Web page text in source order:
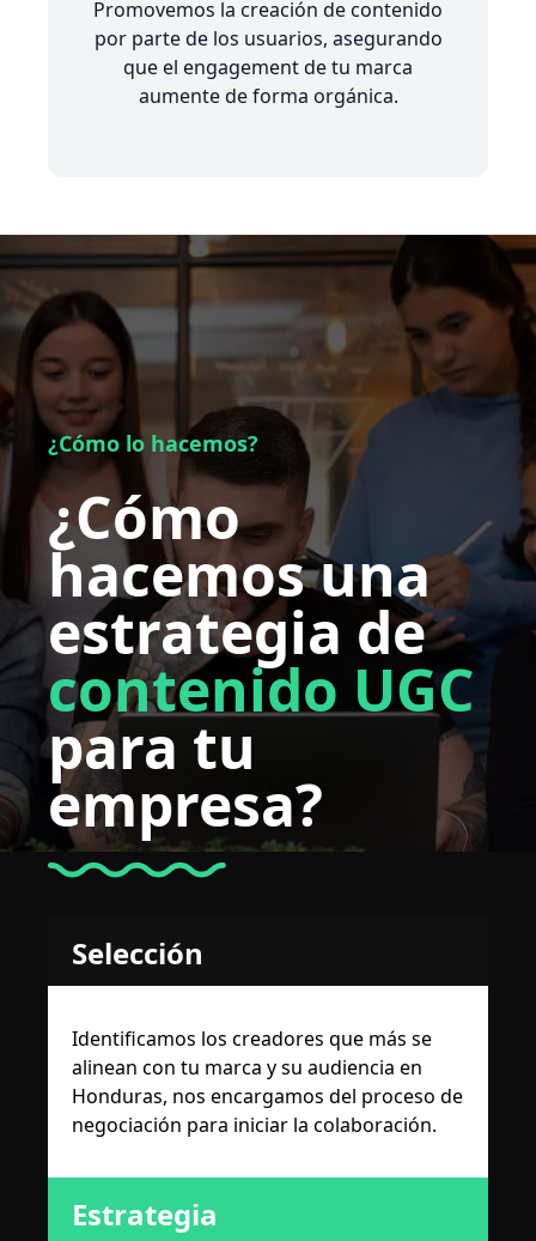
Promovemos la creación de contenido
por parte de los usuarios, asegurando
que el engagement de tu marca
aumente de forma orgánica.
¿Cómo lo hacemos?
¿Cómo
hacemos una
estrategia de
contenido UGC
para tu
empresa?
Selección
Identificamos los creadores que más se
alinean con tu marca y su audiencia en
Honduras, nos encargamos del proceso de
negociación para iniciar la colaboración.
Estrategia